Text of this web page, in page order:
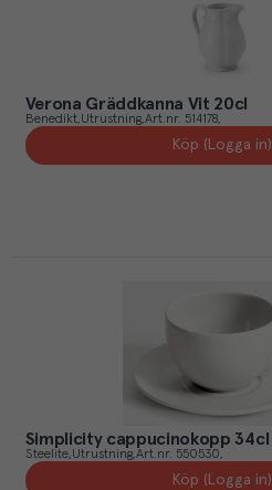
Verona Gräddkanna Vit 20cl
Benedikt Utrustning Art.nr. 514178
Köp (Logga in)
Simplicity cappucinokopp 34cl
Steelite Utrustning Art.nr. 550530
Köp (Logga in)